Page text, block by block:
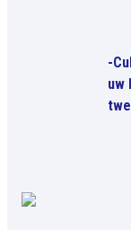
-
uw